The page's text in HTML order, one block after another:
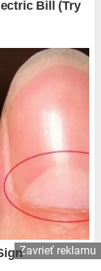
Zavrieť reklamu